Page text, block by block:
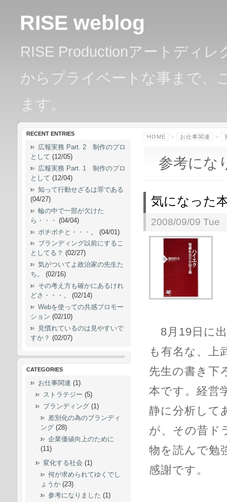
RISE weblog
RISE Productionアートディ
からプライベートな事まで、
ます。
HOME > お仕事関連 >
参考にな
気になった
2008/09/09 Tue
8月19日に
も有名な、上
先生の書き下
本です。経営
静に分析して
が、その昔ド
物を読んで勉
感謝です。
RECENT ENTRIES
広報実務 Part. 2 制作のプロ
として (12/05)
広報実務 Part. 1 制作のプロ
として (12/04)
知って行動せざるは罪である
(04/27)
輪の中で一部が欠けた
ら・・・ (04/04)
ボチボチと・・・。
(04/01)
ブランディング以前にするこ
としてる？ (02/27)
気がついてよ政治家の先生た
ち。
(02/16)
その考え方も確かにあるけれ
どさ・・・。
(02/14)
Webを使っての共感プロモー
ション (02/10)
見慣れているのは見やすいで
すか？ (02/07)
CATEGORIES
お仕事関連 (1)
ストラテジー (5)
ブランディング (1)
差別化の為のブランディ
ング (28)
企業価値向上のために
(11)
変化する社会 (1)
何が求められてゆくでし
ょうか (23)
参考になりました (1)